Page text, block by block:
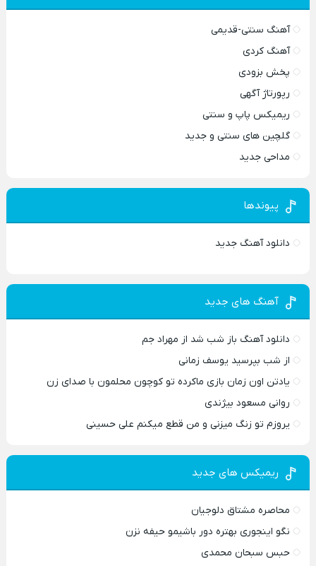
آهنگ سنتی-قدیمی
آهنگ کردی
پخش بزودی
رپورتاژ آگهی
ریمیکس پاپ و سنتی
گلچین های سنتی و جدید
مداحی جدید
پیوندها
دانلود آهنگ جدید
آهنگ های جدید
دانلود آهنگ باز شب شد از مهراد جم
از شب بپرسید یوسف زمانی
یادتن اون زمان بازی ماکرده تو کوچون محلمون با صدای زن
روانی مسعود بیژندی
یروزم تو زنگ میزنی و من قطع میکنم علی حسینی
ریمیکس های جدید
محاصره مشتاق دلوجیان
نگو اینجوری بهتره دور باشیمو حیفه نزن
حبس سبحان محمدی